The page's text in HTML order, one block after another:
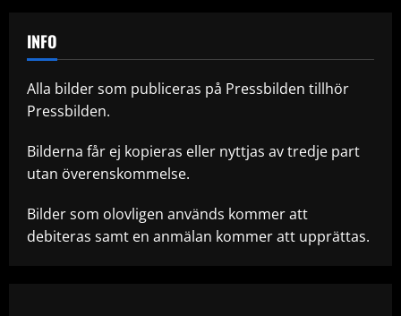
INFO
Alla bilder som publiceras på Pressbilden tillhör
Pressbilden.
Bilderna får ej kopieras eller nyttjas av tredje part
utan överenskommelse.
Bilder som olovligen används kommer att
debiteras samt en anmälan kommer att upprättas.